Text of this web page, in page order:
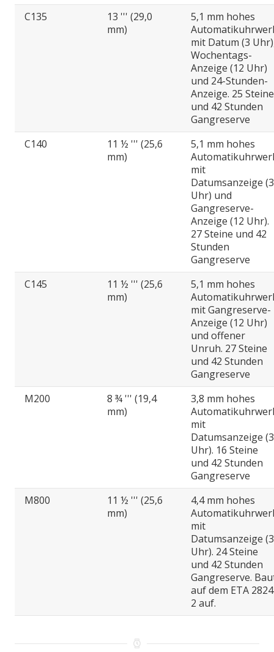
C135
13 ''' (29,0
mm)
5,1 mm hohes
mit Datum (3
Wochentags-
Anzeige (12 Uhr)
und 24-Stunden-
Anzeige. 25 Steine
und 42 Stunden
Gangreserve
C140
11 ½ ''' (25,6
mm)
5,1 mm hohes
mit
Datumsanzeige (3
Uhr) und
Gangreserve-
Anzeige (12 Uhr).
27 Steine und 42
Stunden
Gangreserve
C145
11 ½ ''' (25,6
mm)
5,1 mm hohes
mit Gangreserve-
Anzeige (12 Uhr)
und offener
Unruh. 27 Steine
und 42 Stunden
Gangreserve
M200
8 ¾ ''' (19,4
mm)
3,8 mm hohes
mit
Datumsanzeige (3
Uhr). 16 Steine
und 42 Stunden
Gangreserve
M800
11 ½ ''' (25,6
mm)
4,4 mm hohes
mit
Datumsanzeige (3
Uhr). 24 Steine
und 42 Stunden
Gangreserve.
auf dem ETA
2 auf.